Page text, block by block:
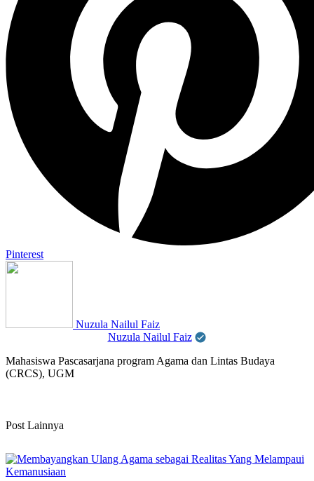
Pinterest
Nuzula Nailul Faiz
Nuzula Nailul Faiz
Mahasiswa Pascasarjana program Agama dan Lintas Budaya
(CRCS), UGM
Post Lainnya